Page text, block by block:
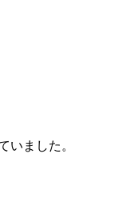
いました。